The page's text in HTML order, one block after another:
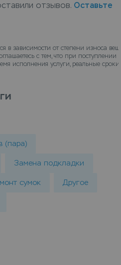
отзывов. Оставьте
в зависимости от степени износа
с тем, что при
исполнения услуги, реальные сроки
(пара)
Замена подкладки
сумок Другое